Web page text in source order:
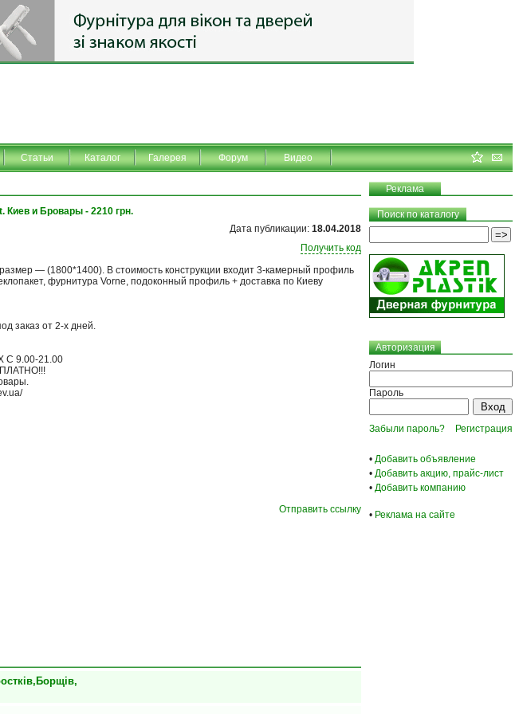
Статьи Каталог Галерея Форум Видео
Реклама
Киев и Бровары - 2210 грн.
Дата публикации: 18.04.2018
Получить код
— (1800*1400). В стоимость конструкции входит 3-камерный профиль
фурнитура Vorne, подоконный профиль + доставка по Киеву
заказ от 2-х дней.
9.00-21.00
Отправить ссылку
Поиск по каталогу
Авторизация
Логин
Пароль
Забыли пароль? Регистрация
• Добавить объявление
• Добавить акцию, прайс-лист
• Добавить компанию
• Реклама на сайте